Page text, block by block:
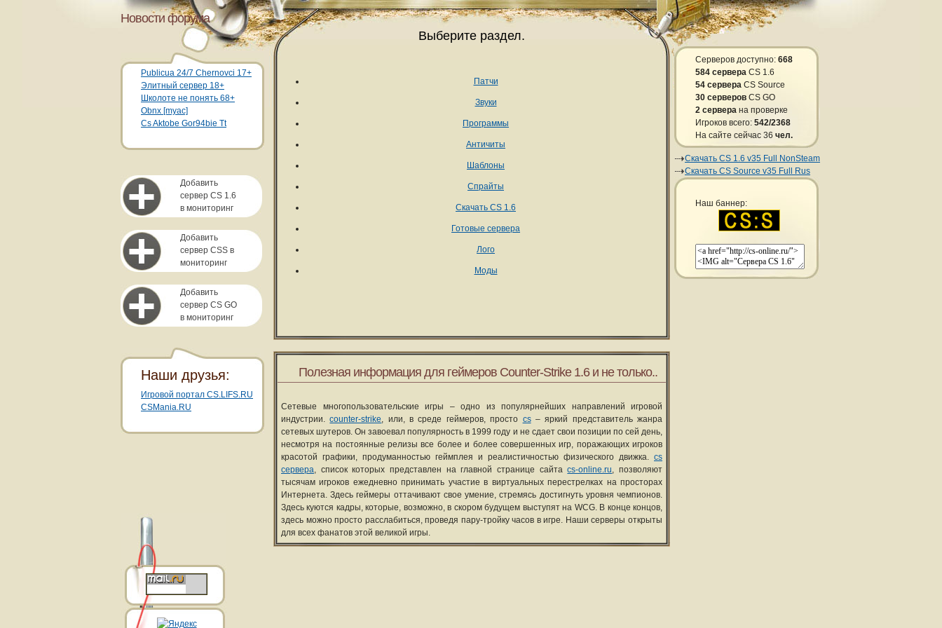
Новости форума
Publicua 24/7 Chernovci 17+
Элитный сервер 18+
Школоте не понять 68+
Obnx [myac]
Cs Aktobe Gor94bie Tt
Добавить
сервер CS 1.6
в мониторинг
Добавить
сервер CSS в
мониторинг
Добавить
сервер CS GO
в мониторинг
Серверов доступно: 668
584 сервера CS 1.6
54 сервера CS Source
30 серверов CS GO
2 сервера на проверке
Игроков всего: 542/2368
На сайте сейчас 36 чел.
Скачать CS 1.6 v35 Full NonSteam
Скачать CS Source v35 Full Rus
Наш баннер:
Выберите раздел.
Патчи
Звуки
Программы
Античиты
Шаблоны
Спрайты
Скачать CS 1.6
Готовые сервера
Лого
Моды
Полезная информация для геймеров Counter-Strike 1.6 и не только..
Сетевые многопользовательские игры – одно из популярнейших направлений игровой
индустрии.counter-strike, или, в среде геймеров, просто cs– яркий представитель жанра
сетевых шутеров. Он завоевал популярность в 1999 году и не сдает свои позиции по сей день,
несмотря на постоянные релизы все более и более совершенных игр, поражающих игроков
красотой графики, продуманностью геймплея и реалистичностью физического движка. cs
сервера, список которых представлен на главной странице сайтаcs-online.ru, позволяют
тысячам игроков ежедневно принимать участие в виртуальных перестрелках на просторах
Интернета. Здесь геймеры оттачивают свое умение, стремясь достигнуть уровня чемпионов.
Здесь куются кадры, которые, возможно, в скором будущем выступят на WCG. В конце концов,
здесь можно просто расслабиться, проведя пару-тройку часов в игре. Наши серверы открыты
для всех фанатов этой великой игры.
Наши друзья:
Игровой портал CS.LIFS.RU
CSMania.RU